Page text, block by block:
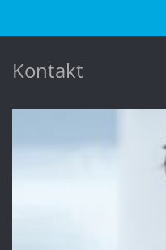
Kontakt